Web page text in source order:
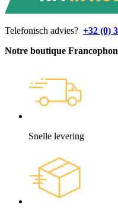
Telefonisch advies? +32 (0)
Notre boutique
Snelle levering